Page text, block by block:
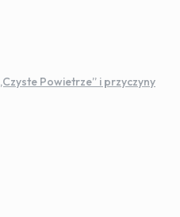
Powietrze” i przyczyny